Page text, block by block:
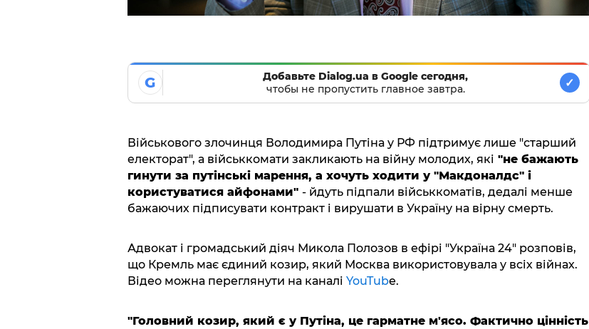
G
Добавьте Dialog.ua в Google сегодня,
чтобы не пропустить главное завтра.
✓
Військового злочинця Володимира Путіна у РФ підтримує лише "старший
електорат", а військкомати закликають на війну молодих, які "не бажають
гинути за путінські марення, а хочуть ходити у "Макдоналдс" і
користуватися айфонами" - йдуть підпали військкоматів, дедалі менше
бажаючих підписувати контракт і вирушати в Україну на вірну смерть.
Адвокат і громадський діяч Микола Полозов в ефірі "Україна 24" розповів,
що Кремль має єдиний козир, який Москва використовувала у всіх війнах.
Відео можна переглянути на каналі YouTube.
"Головний козир, який є у Путіна, це гарматне м'ясо. Фактично цінність